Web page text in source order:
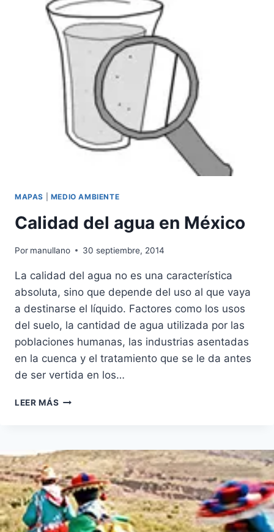
INTERACTIVO
MAPAS MEDIO AMBIENTE
Calidad del agua en México
Por manullano 30 septiembre, 2014
La calidad del agua no es una característica
absoluta, sino que depende del uso al que vaya
a destinarse el líquido. Factores como los usos
del suelo, la cantidad de agua utilizada por las
poblaciones humanas, las industrias asentadas
en la cuenca y el tratamiento que se le da antes
de ser vertida en los…
LEER MÁS CALIDAD
MÉXICO